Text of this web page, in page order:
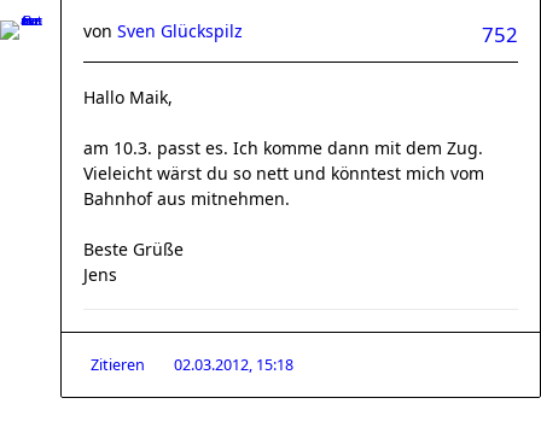
752
von Sven Glückspilz
Hallo Maik,
am 10.3. passt es. Ich komme dann mit dem Zug.
Vieleicht wärst du so nett und könntest mich vom
Bahnhof aus mitnehmen.
Beste Grüße
Jens
Zitieren 02.03.2012, 15:18